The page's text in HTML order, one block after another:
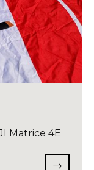
Matrice 4E